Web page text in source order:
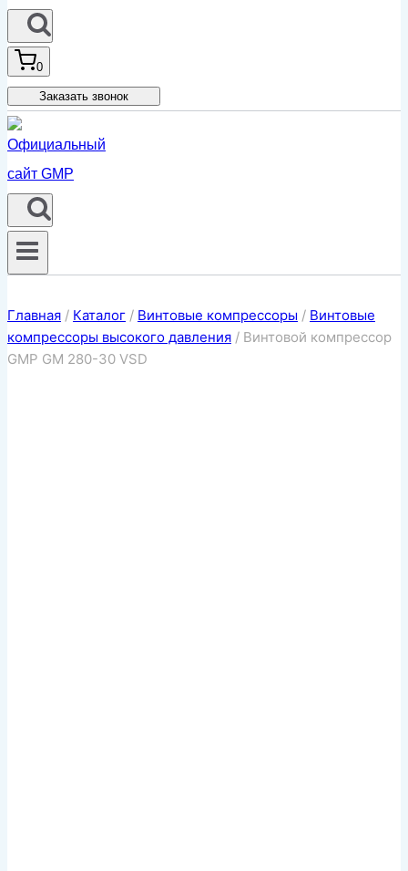
0
Заказать звонок
Главная / Каталог / Винтовые компрессоры / Винтовые
компрессоры высокого давления / Винтовой компрессор
GMP GM 280-30 VSD